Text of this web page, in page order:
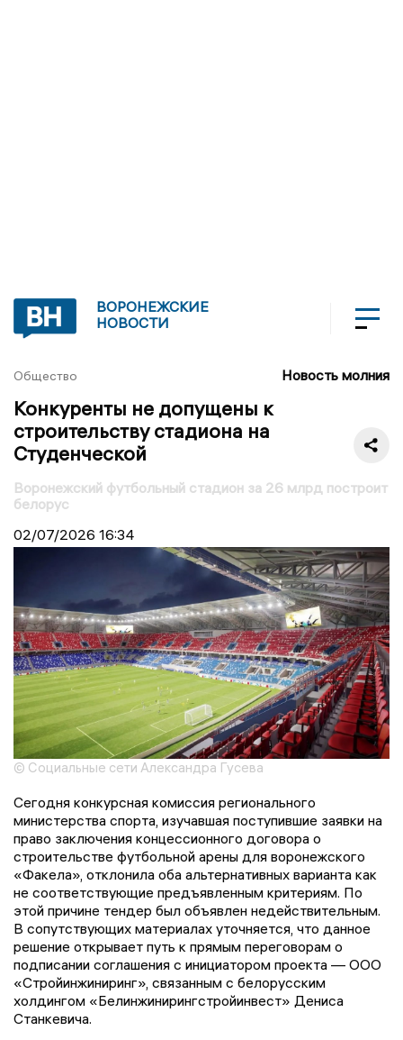
ВОРОНЕЖСКИЕ
НОВОСТИ
Общество Новость молния
Конкуренты не допущены к
строительству стадиона на
Студенческой
Воронежский футбольный стадион за 26 млрд построит
белорус
02/07/2026 16:34
© Социальные сети Александра Гусева
Сегодня конкурсная комиссия регионального
министерства спорта, изучавшая поступившие заявки на
право заключения концессионного договора о
строительстве футбольной арены для воронежского
«Факела», отклонила оба альтернативных варианта как
не соответствующие предъявленным критериям. По
этой причине тендер был объявлен недействительным.
В сопутствующих материалах уточняется, что данное
решение открывает путь к прямым переговорам о
подписании соглашения с инициатором проекта — ООО
«Стройинжиниринг», связанным с белорусским
холдингом «Белинжинирингстройинвест» Дениса
Станкевича.